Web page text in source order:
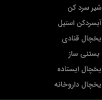
شیر سرد کن
آبسردکن استیل
یخچال قنادی
بستنی ساز
یخچال ایستاده
یخچال داروخانه